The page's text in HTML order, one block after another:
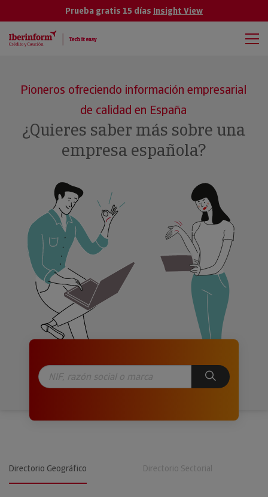
Prueba gratis 15 días Insight View
Pioneros ofreciendo información empresarial
de calidad en España
¿Quieres saber más sobre una
empresa española?
Directorio Geográfico Directorio Sectorial